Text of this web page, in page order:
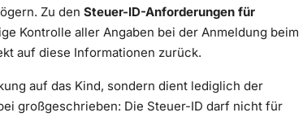
Zu den Steuer-ID-Anforderungen für
Kontrolle aller Angaben bei der Anmeldung beim
auf diese Informationen zurück.
auf das Kind, sondern dient lediglich der
großgeschrieben: Die Steuer-ID darf nicht für